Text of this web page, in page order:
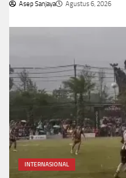
Asep Sanjaya Agustus 6, 2026
INTERNASIONAL